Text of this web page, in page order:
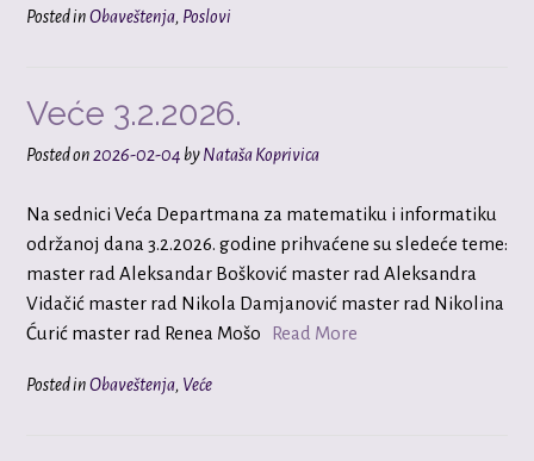
Posted inObaveštenja, Poslovi
Veće 3.2.2026.
Posted on2026-02-04byNataša Koprivica
Na sednici Veća Departmana za matematiku i informatiku
održanoj dana 3.2.2026. godine prihvaćene su sledeće teme:
master rad Aleksandar Bošković master rad Aleksandra
Vidačić master rad Nikola Damjanović master rad Nikolina
Ćurić master rad Renea Mošo Read More
Posted inObaveštenja, Veće